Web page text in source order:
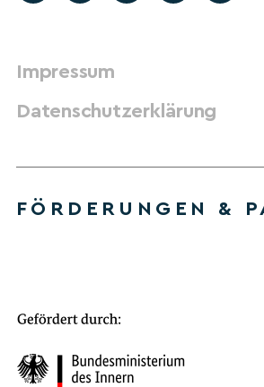
Impressum
Datenschutzerklärung
FÖRDERUNGEN &